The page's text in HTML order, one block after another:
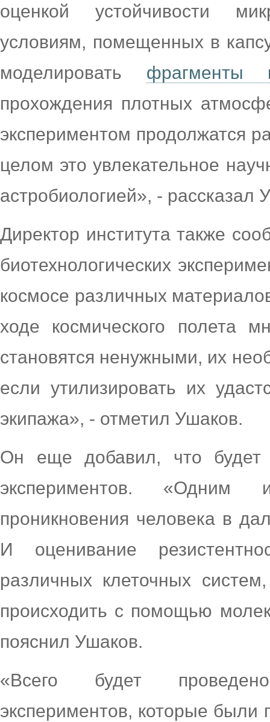
оценкой устойчивости
условиям, помещенных в
моделировать фрагменты
прохождения плотных
экспериментом продолжатся
целом это увлекательное
астробиологией», - рассказал
Директор института также
биотехнологических
космосе различных
ходе космического полета
становятся ненужными, их
если утилизировать их
экипажа», - отметил Ушаков.
Он еще добавил, что будет
экспериментов.
проникновения человека в
И оценивание
различных клеточных
происходить с помощью
пояснил Ушаков.
«Всего будет
экспериментов, которые